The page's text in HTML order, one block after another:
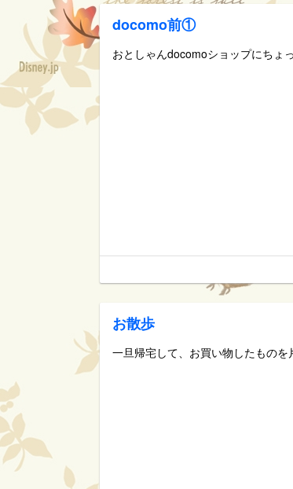
docomo前①
おとしゃんdocomoショップにちょ
お散歩
一旦帰宅して、お買い物したものを